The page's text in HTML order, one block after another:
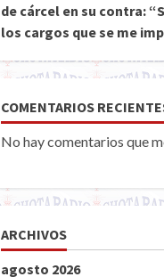
de cárcel en su contra:
los cargos que se me
COMENTARIOS
No hay comentarios que
ARCHIVOS
agosto 2026